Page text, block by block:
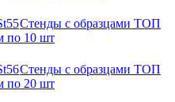
Стенды с образцами ТОП
по 10 шт
Стенды с образцами ТОП
по 20 шт